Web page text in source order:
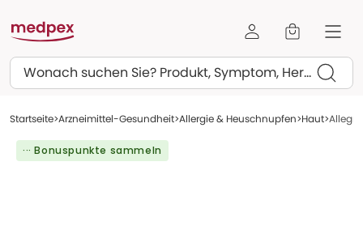
Suchen
Startseite Arzneimittel-Gesundheit Allergie & Heuschnupfen Haut
··· Bonuspunkte sammeln